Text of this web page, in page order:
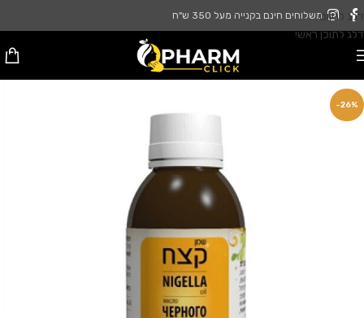
דלג לניווט
דלג לתוכן ראשי
משלוחים חינם בקנייה מעל 350 ש"ח
-26%